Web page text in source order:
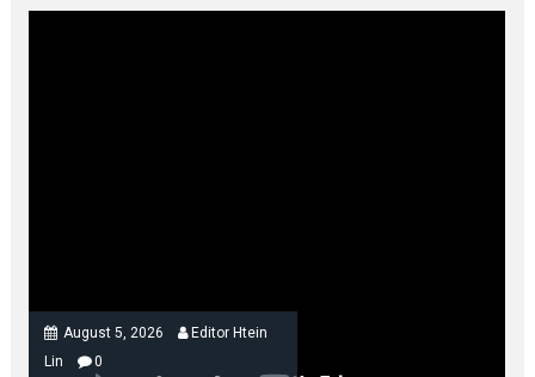
August 5, 2026
Editor Htein
Lin
0